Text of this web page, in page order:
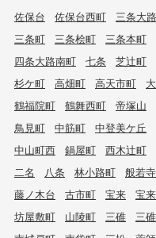
佐保台
佐保台西町 三条大路
三条町
三条桧町 三条本町
四条大路南町
七条 芝辻町
杉ケ町
高畑町 高天市町
鶴福院町
鶴舞西町 帝塚山
鳥見町
中筋町 中登美ケ丘
中山町西
鍋屋町 西木辻町
二名
八条 林小路町 般若
藤ノ木台
古市町 宝来 宝
坊屋敷町
山陵町 三碓 三